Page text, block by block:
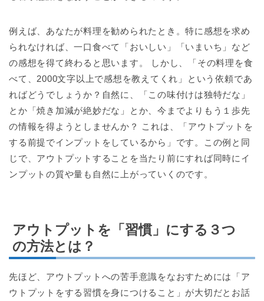
例えば、あなたが料理を勧められたとき。特に感想を求め
られなければ、一口食べて「おいしい」「いまいち」など
の感想を得て終わると思います。 しかし、「その料理を食
べて、2000文字以上で感想を教えてくれ」という依頼であ
ればどうでしょうか？自然に、「この味付けは独特だな」
とか「焼き加減が絶妙だな」とか、今までよりもう１歩先
の情報を得ようとしませんか？ これは、「アウトプットを
する前提でインプットをしているから」です。この例と同
じで、アウトプットすることを当たり前にすれば同時にイ
ンプットの質や量も自然に上がっていくのです。
アウトプットを「習慣」にする３つ
の方法とは？
先ほど、アウトプットへの苦手意識をなおすためには「ア
ウトプットをする習慣を身につけること」が大切だとお話